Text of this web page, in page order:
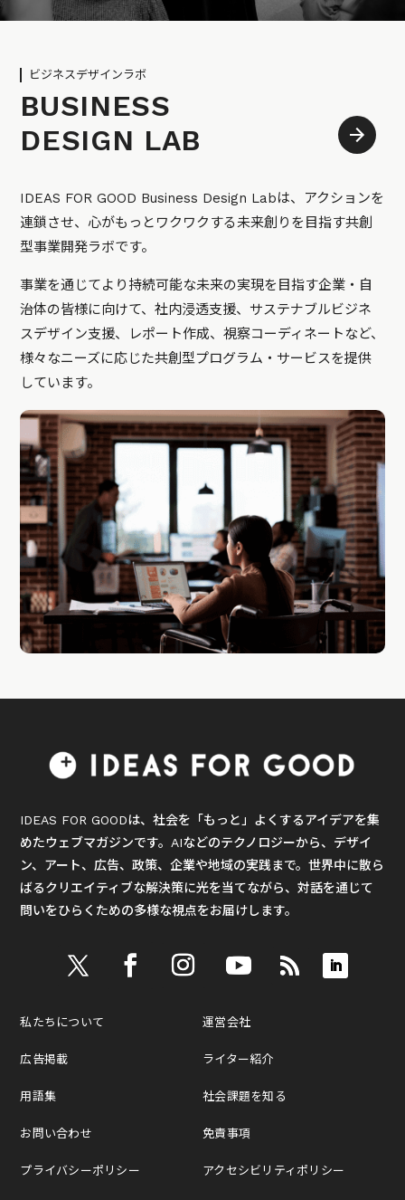
ビジネスデザインラボ
BUSINESS
DESIGN LAB
IDEAS FOR GOOD Business Design Labは、アクションを
連鎖させ、心がもっとワクワクする未来創りを目指す共創
型事業開発ラボです。
事業を通じてより持続可能な未来の実現を目指す企業・自
治体の皆様に向けて、社内浸透支援、サステナブルビジネ
スデザイン支援、レポート作成、視察コーディネートなど、
様々なニーズに応じた共創型プログラム・サービスを提供
しています。
IDEAS FOR GOODは、社会を「もっと」よくするアイデアを集
めたウェブマガジンです。AIなどのテクノロジーから、デザイ
ン、アート、広告、政策、企業や地域の実践まで。世界中に散ら
ばるクリエイティブな解決策に光を当てながら、対話を通じて
問いをひらくための多様な視点をお届けします。
私たちについて
広告掲載
用語集
お問い合わせ
プライバシーポリシー
運営会社
ライター紹介
社会課題を知る
免責事項
アクセシビリティポリシー